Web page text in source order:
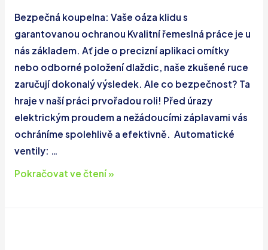
kvalitní!
Bezpečná koupelna: Vaše oáza klidu s
garantovanou ochranou Kvalitní řemeslná práce je u
nás základem. Ať jde o precizní aplikaci omítky
nebo odborné položení dlaždic, naše zkušené ruce
zaručují dokonalý výsledek. Ale co bezpečnost? Ta
hraje v naší práci prvořadou roli! Před úrazy
elektrickým proudem a nežádoucími záplavami vás
ochráníme spolehlivě a efektivně. Automatické
ventily: …
Jak
Pokračovat ve čtení »